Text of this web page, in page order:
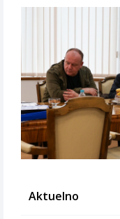
Aktuelno